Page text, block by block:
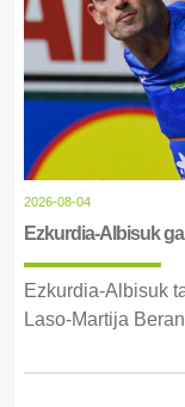
2026-08-04
Ezkurdia-Albisuk
Ezkurdia-Albisuk
Laso-Martija